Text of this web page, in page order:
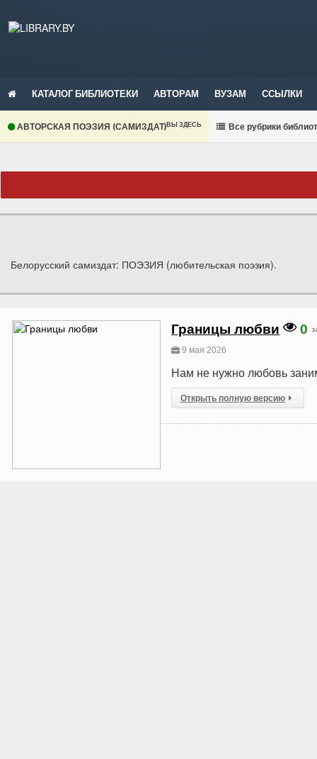
КАТАЛОГ БИБЛИОТЕКИ АВТОРАМ ВУЗАМ ССЫЛКИ
АВТОРСКАЯ ПОЭЗИЯ (САМИЗДАТ)ВЫ ЗДЕСЬ Все рубрики
Белорусский самиздат: ПОЭЗИЯ (любительская поэзия).
Границы любви 0
9 мая 2026
Нам не нужно любовь
Открыть полную версию